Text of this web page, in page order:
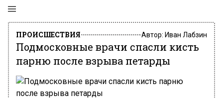
ПРОИСШЕСТВИЯ Автор: Иван Лабзин
Подмосковные врачи спасли кисть
парню после взрыва петарды